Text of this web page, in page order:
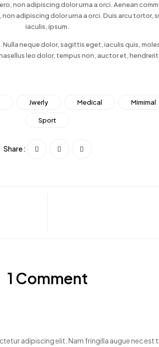
non adipiscing dolor urna a orci. Aenean
adipiscing dolor urna a orci. Duis arcu
iaculis, ipsum.
neque dolor, sagittis eget, iaculis quis,
leo dolor, tempus non, auctor et, hendrerit
Jwerly Medical Mimimal
Sport
Share :
1 Comment
adipiscing elit. Nam fringilla augue nec est